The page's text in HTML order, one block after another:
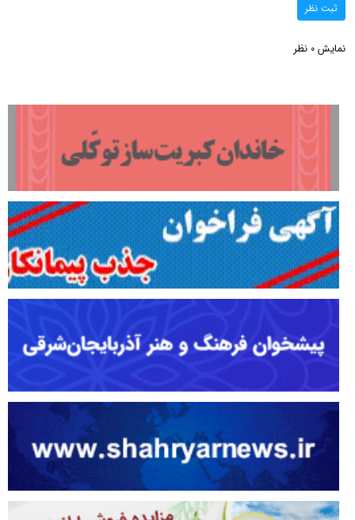
ثبت نظر
نمایش 0 نظر